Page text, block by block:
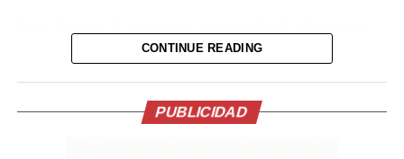
informó durante su conferencia diaria que Chávez había
condición de su Gobierno para avanzar en el
restablecimiento de las relaciones diplomáticas.
CONTINUE READING
PUBLICIDAD